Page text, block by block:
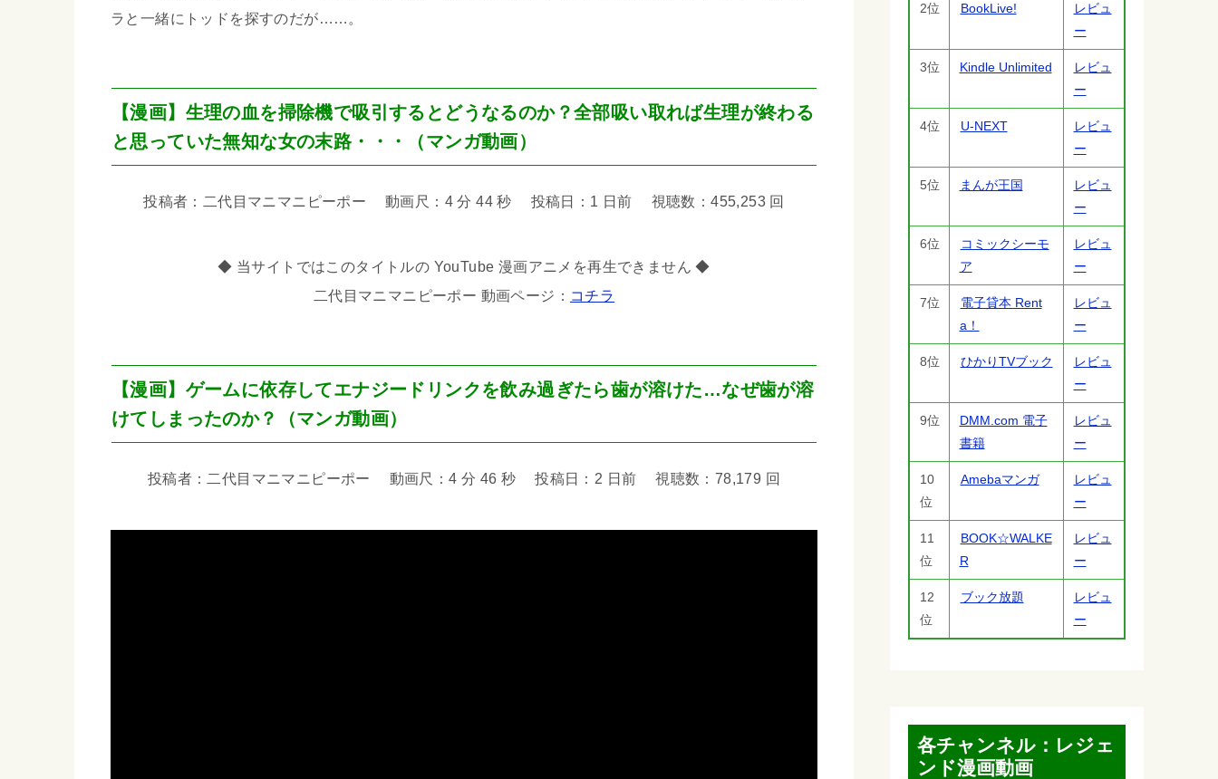
ラと一緒にトッドを探すのだが……。
【漫画】生理の血を掃除機で吸引するとどうなるのか？全部吸い取れば生理が終わる
と思っていた無知な女の末路・・・（マンガ動画）
投稿者：二代目マニマニピーポー 動画尺：4 分 44 秒 投稿日：1 日前 視聴数：455,253 回
◆ 当サイトではこのタイトルの YouTube 漫画アニメを再生できません ◆
二代目マニマニピーポー 動画ページ： コチラ
【漫画】ゲームに依存してエナジードリンクを飲み過ぎたら歯が溶けた…なぜ歯が溶
けてしまったのか？（マンガ動画）
投稿者：二代目マニマニピーポー 動画尺：4 分 46 秒 投稿日：2 日前 視聴数：78,179 回
2位 BookLive!
レビュ
ー
3位 Kindle Unlimited
レビュ
ー
4位 U-NEXT
レビュ
ー
5位 まんが王国
レビュ
ー
6位
コミックシーモ
ア
レビュ
ー
7位
電子貸本 Rent
a！
レビュ
ー
8位 ひかりTVブック
レビュ
ー
9位
DMM.com 電子
書籍
レビュ
ー
10
位
Amebaマンガ
レビュ
ー
11
位
BOOK☆WALKE
R
レビュ
ー
12
位
ブック放題
レビュ
ー
各チャンネル：レジェ
ンド漫画動画